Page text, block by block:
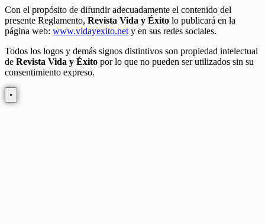
Con el propósito de difundir adecuadamente el contenido del
presente Reglamento, Revista Vida y Éxito lo publicará en la
página web: www.vidayexito.net y en sus redes sociales.
Todos los logos y demás signos distintivos son propiedad intelectual
de Revista Vida y Éxito por lo que no pueden ser utilizados sin su
consentimiento expreso.
×